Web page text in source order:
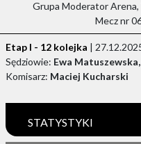
Grupa Moderator
Mecz nr
Etap I - 12 kolejka |
Sędziowie: Ewa
Komisarz: Maciej Kucharski
STATYSTYKI